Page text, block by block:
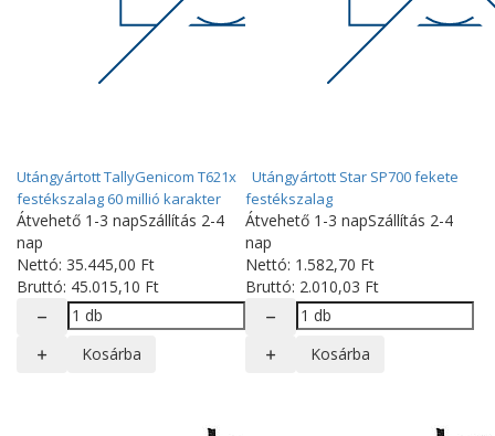
Utángyártott TallyGenicom T621x
festékszalag 60 millió karakter
Átvehető 1-3 napSzállítás 2-4
nap
Nettó: 35.445,00 Ft
Bruttó: 45.015,10 Ft
Kosárba
Utángyártott Star SP700 fekete
festékszalag
Átvehető 1-3 napSzállítás 2-4
nap
Nettó: 1.582,70 Ft
Bruttó: 2.010,03 Ft
Kosárba